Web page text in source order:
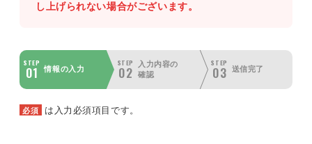
し上げられない場合がございます。
STEP
01 情報の入力
STEP
02
入力内容の
確認
STEP
03 送信完了
必須 は入力必須項目です。